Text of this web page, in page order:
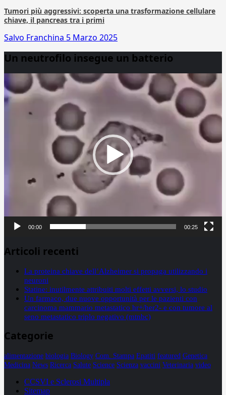
Tumori più aggressivi: scoperta una trasformazione cellulare
chiave, il pancreas tra i primi
Salvo Franchina 5 Marzo 2025
Un neutrofilo insegue un batterio
Player
00:00 00:25
Articoli recenti
La proteina chiave dell’Alzheimer si propaga utilizzando i
neuroni
Statine: inutilmente attribuiti molti effetti avversi, lo studio
Un farmaco, due nuove opportunità per le pazienti con
carcinoma mammario metastatico hr+/her2- e con tumore al
seno metastatico triplo negativo (mtnbc)
Categorie
alimentazione biologia Biology Com. Stampa Epatiti featured Genetica
Medicina News Ricerca Salute Science Scienza vaccini Veterinaria video
CCSVI e Sclerosi Multipla
Sitemap